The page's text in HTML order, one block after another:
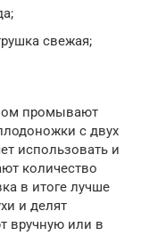
свежая;
промывают
с двух
использовать и
количество
в итоге лучше
и делят
вручную или в